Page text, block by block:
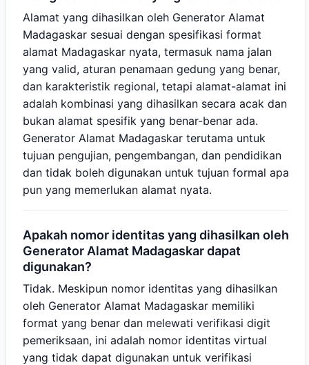
Alamat yang dihasilkan oleh Generator Alamat
Madagaskar sesuai dengan spesifikasi format
alamat Madagaskar nyata, termasuk nama jalan
yang valid, aturan penamaan gedung yang benar,
dan karakteristik regional, tetapi alamat-alamat ini
adalah kombinasi yang dihasilkan secara acak dan
bukan alamat spesifik yang benar-benar ada.
Generator Alamat Madagaskar terutama untuk
tujuan pengujian, pengembangan, dan pendidikan
dan tidak boleh digunakan untuk tujuan formal apa
pun yang memerlukan alamat nyata.
Apakah nomor identitas yang dihasilkan oleh
Generator Alamat Madagaskar dapat
digunakan?
Tidak. Meskipun nomor identitas yang dihasilkan
oleh Generator Alamat Madagaskar memiliki
format yang benar dan melewati verifikasi digit
pemeriksaan, ini adalah nomor identitas virtual
yang tidak dapat digunakan untuk verifikasi